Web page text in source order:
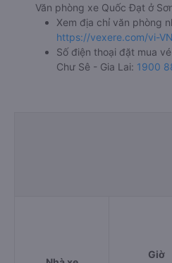
Văn phòng xe Quốc Đạt ở
Xem địa chỉ văn phòng
https://vexere.com/vi-
Số điện thoại đặt mua
Chư Sê - Gia Lai: 1900
Giờ